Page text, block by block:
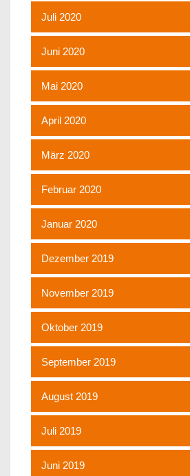
Juli 2020
Juni 2020
Mai 2020
April 2020
März 2020
Februar 2020
Januar 2020
Dezember 2019
November 2019
Oktober 2019
September 2019
August 2019
Juli 2019
Juni 2019